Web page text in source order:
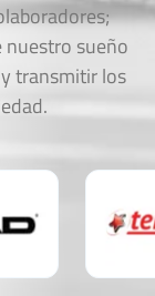
nuestro sueño
transmitir los